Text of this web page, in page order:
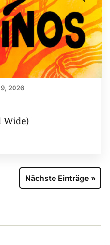
2026
Wide)
Nächste Einträge »